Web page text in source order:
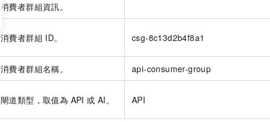
消費者群組資訊。
消費者群組 ID。 csg-8c13d2b4f8a1
消費者群組名稱。 api-consumer-group
閘道類型，取值為 API 或 AI。 API